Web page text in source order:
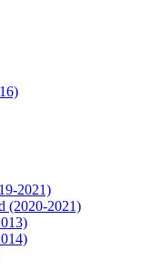
2021)
(2020-2021)